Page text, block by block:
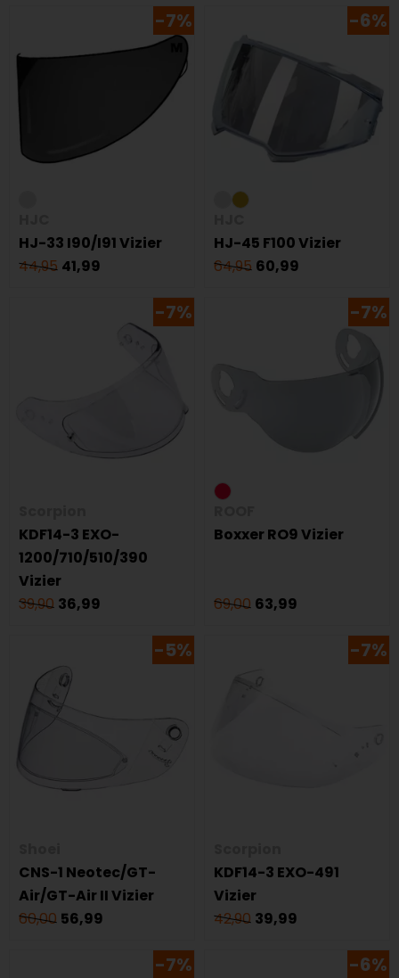
-7%
HJ-33 I90/I91 Vizier
44,95 41,99
-6%
HJ-45 F100 Vizier
64,95 60,99
-7%
KDF14-3 EXO-
1200/710/510/390
Vizier
39,90 36,99
-7%
Boxxer RO9 Vizier
69,00 63,99
-5%
CNS-1 Neotec/GT-
Air/GT-Air II Vizier
60,00 56,99
-7%
KDF14-3 EXO-491
Vizier
42,90 39,99
-7% -6%